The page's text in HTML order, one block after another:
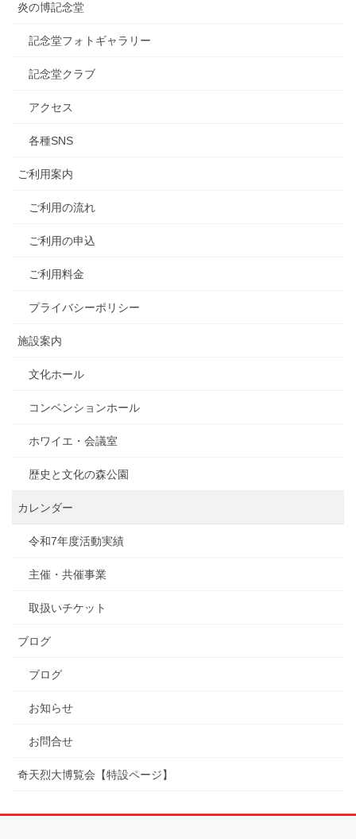
炎の博記念堂
記念堂フォトギャラリー
記念堂クラブ
アクセス
各種SNS
ご利用案内
ご利用の流れ
ご利用の申込
ご利用料金
プライバシーポリシー
施設案内
文化ホール
コンベンションホール
ホワイエ・会議室
歴史と文化の森公園
カレンダー
令和7年度活動実績
主催・共催事業
取扱いチケット
ブログ
ブログ
お知らせ
お問合せ
奇天烈大博覧会【特設ページ】